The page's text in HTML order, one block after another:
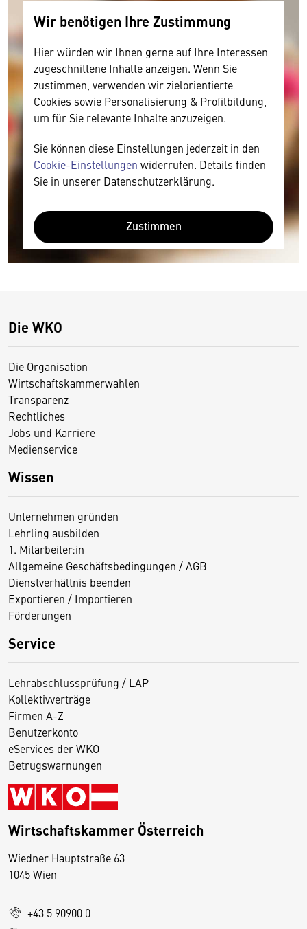
Wir benötigen Ihre Zustimmung
Hier würden wir Ihnen gerne auf Ihre Interessen
zugeschnittene Inhalte anzeigen. Wenn Sie
zustimmen, verwenden wir zielorientierte
Cookies sowie Personalisierung & Profilbildung,
um für Sie relevante Inhalte anzuzeigen.
Sie können diese Einstellungen jederzeit in den
Cookie-Einstellungen widerrufen. Details finden
Sie in unserer Datenschutzerklärung.
Zustimmen
Die WKO
Die Organisation
Wirtschaftskammerwahlen
Transparenz
Rechtliches
Jobs und Karriere
Medienservice
Wissen
Unternehmen gründen
Lehrling ausbilden
1. Mitarbeiter:in
Allgemeine Geschäftsbedingungen / AGB
Dienstverhältnis beenden
Exportieren / Importieren
Förderungen
Service
Lehrabschlussprüfung / LAP
Kollektivverträge
Firmen A-Z
Benutzerkonto
eServices der WKO
Betrugswarnungen
Wirtschaftskammer Österreich
Wiedner Hauptstraße 63
1045 Wien
+43 5 90900 0
D
s